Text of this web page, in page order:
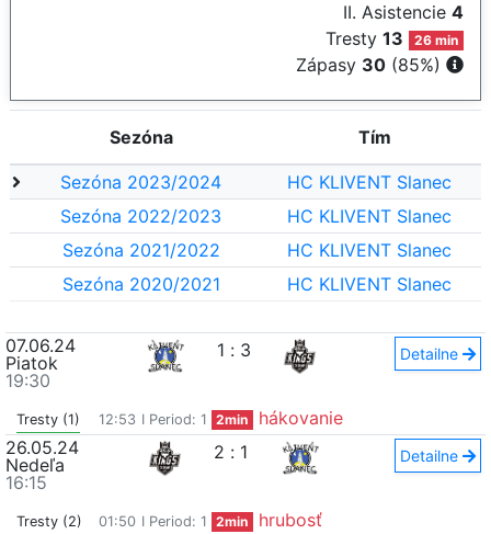
II. Asistencie 4
Tresty13 26 min
Zápasy 30 (85%)
Sezóna Tím
Sezóna 2023/2024
HC KLIVENT Slanec
Sezóna 2022/2023
HC KLIVENT Slanec
Sezóna 2021/2022
HC KLIVENT Slanec
Sezóna 2020/2021
HC KLIVENT Slanec
07.06.24
Piatok
19:30
1 : 3 Detailne
Tresty (1) 12:53 I Period: 1 2min
hákovanie
26.05.24
Nedeľa
16:15
2 : 1 Detailne
Tresty (2) 01:50 I Period: 1 2min hrubosť